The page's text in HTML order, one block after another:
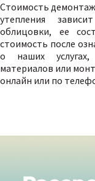
Стоимость
утепления
облицовки, ее
стоимость после
о наших услугах,
материалов или
онлайн или по